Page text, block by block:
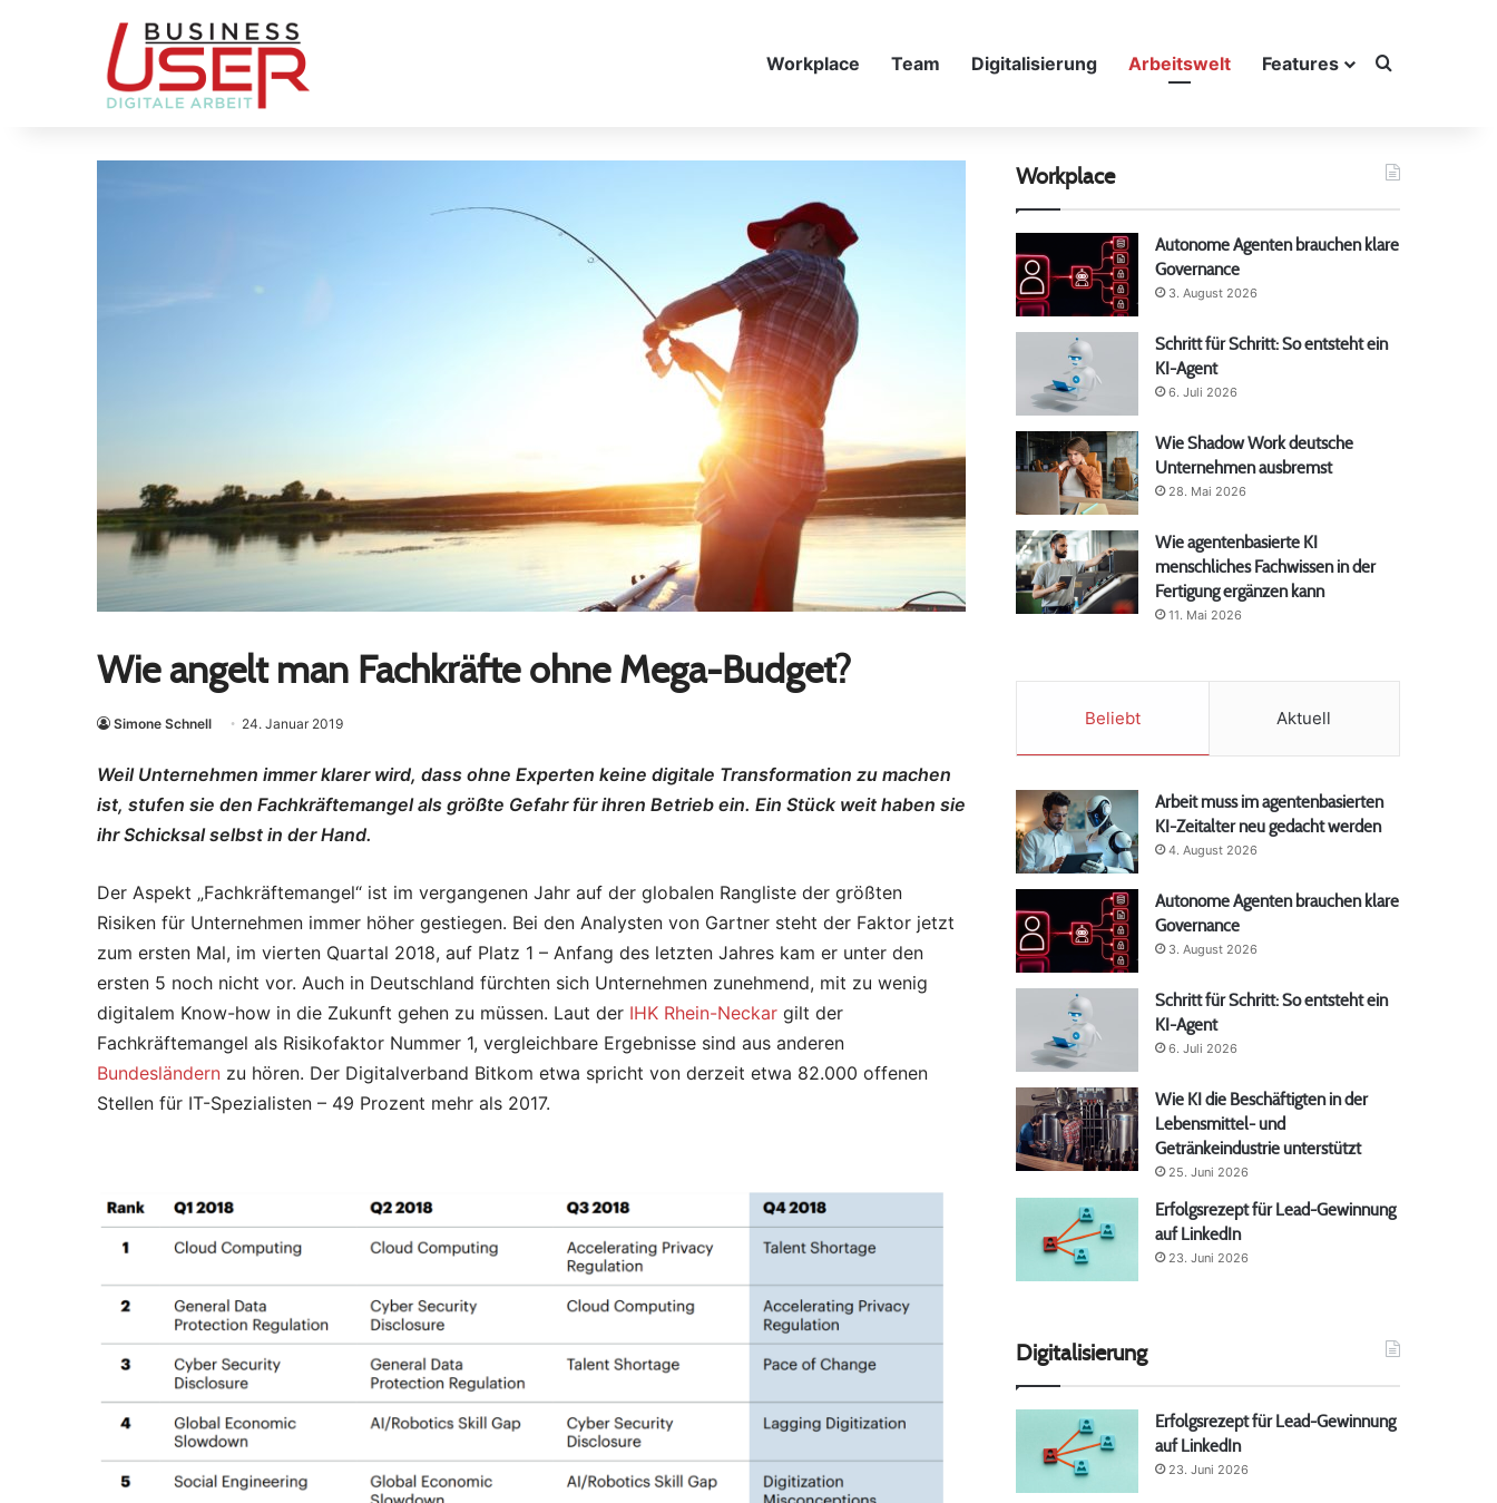
Workplace Team Digitalisierung Arbeitswelt Features Suche nach
Wie angelt man Fachkräfte ohne Mega-Budget?
Simone Schnell 24. Januar 2019
Weil Unternehmen immer klarer wird, dass ohne Experten keine digitale Transformation zu machen
ist, stufen sie den Fachkräftemangel als größte Gefahr für ihren Betrieb ein. Ein Stück weit haben sie
ihr Schicksal selbst in der Hand.
Der Aspekt „Fachkräftemangel“ ist im vergangenen Jahr auf der globalen Rangliste der größten
Risiken für Unternehmen immer höher gestiegen. Bei den Analysten von Gartner steht der Faktor jetzt
zum ersten Mal, im vierten Quartal 2018, auf Platz 1 – Anfang des letzten Jahres kam er unter den
ersten 5 noch nicht vor. Auch in Deutschland fürchten sich Unternehmen zunehmend, mit zu wenig
digitalem Know-how in die Zukunft gehen zu müssen. Laut der IHK Rhein-Neckar gilt der
Fachkräftemangel als Risikofaktor Nummer 1, vergleichbare Ergebnisse sind aus anderen
Bundesländern zu hören. Der Digitalverband Bitkom etwa spricht von derzeit etwa 82.000 offenen
Stellen für IT-Spezialisten – 49 Prozent mehr als 2017.
Workplace
Autonome Agenten brauchen klare
Governance
3. August 2026
Schritt für Schritt: So entsteht ein
KI-Agent
6. Juli 2026
Wie Shadow Work deutsche
Unternehmen ausbremst
28. Mai 2026
Wie agentenbasierte KI
menschliches Fachwissen in der
Fertigung ergänzen kann
11. Mai 2026
Beliebt Aktuell
Arbeit muss im agentenbasierten
KI-Zeitalter neu gedacht werden
4. August 2026
Autonome Agenten brauchen klare
Governance
3. August 2026
Schritt für Schritt: So entsteht ein
KI-Agent
6. Juli 2026
Wie KI die Beschäftigten in der
Lebensmittel- und
Getränkeindustrie unterstützt
25. Juni 2026
Erfolgsrezept für Lead-Gewinnung
auf LinkedIn
23. Juni 2026
Digitalisierung
Erfolgsrezept für Lead-Gewinnung
auf LinkedIn
23. Juni 2026